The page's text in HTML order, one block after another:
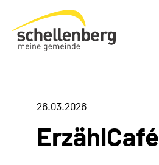
Gemeinde Schellenberg Startseite
26.03.2026
ErzählCafé